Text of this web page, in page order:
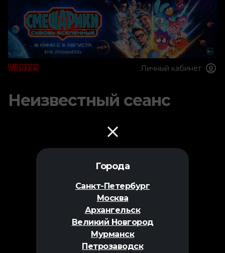
Города
Санкт-Петербург
Москва
Архангельск
Великий Новгород
Мурманск
Петрозаводск
Личный кабинет
Неизвестный сеанс